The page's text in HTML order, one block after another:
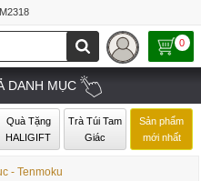
0
DANH MỤC
Quà Tặng
HALIGIFT
Trà Túi Tam
Giác
Sản phẩm
mới nhất
- Tenmoku